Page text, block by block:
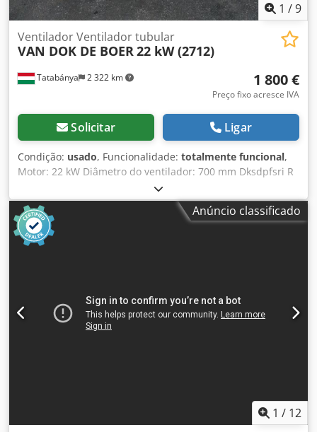
1 /9
Tatabánya 2 322 km
Ventilador Ventilador tubular
VAN DOK DE BOER22 kW (2712)
1 800 €
Preço fixo acresce IVA
Solicitar Ligar
Condição: usado, Funcionalidade: totalmente funcional,
Motor: 22 kW Diâmetro do ventilador: 700 mm Dksdpfsri R
Dusx Ai Rjr Comprimento: 2500 mm
Anúncio classificado
1 / 12